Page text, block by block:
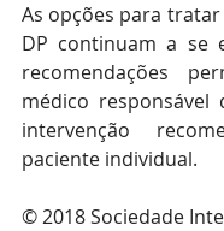
As opções para
DP continuam a se
recomendações
médico responsável
intervenção
paciente individual.
© 2018 Sociedade